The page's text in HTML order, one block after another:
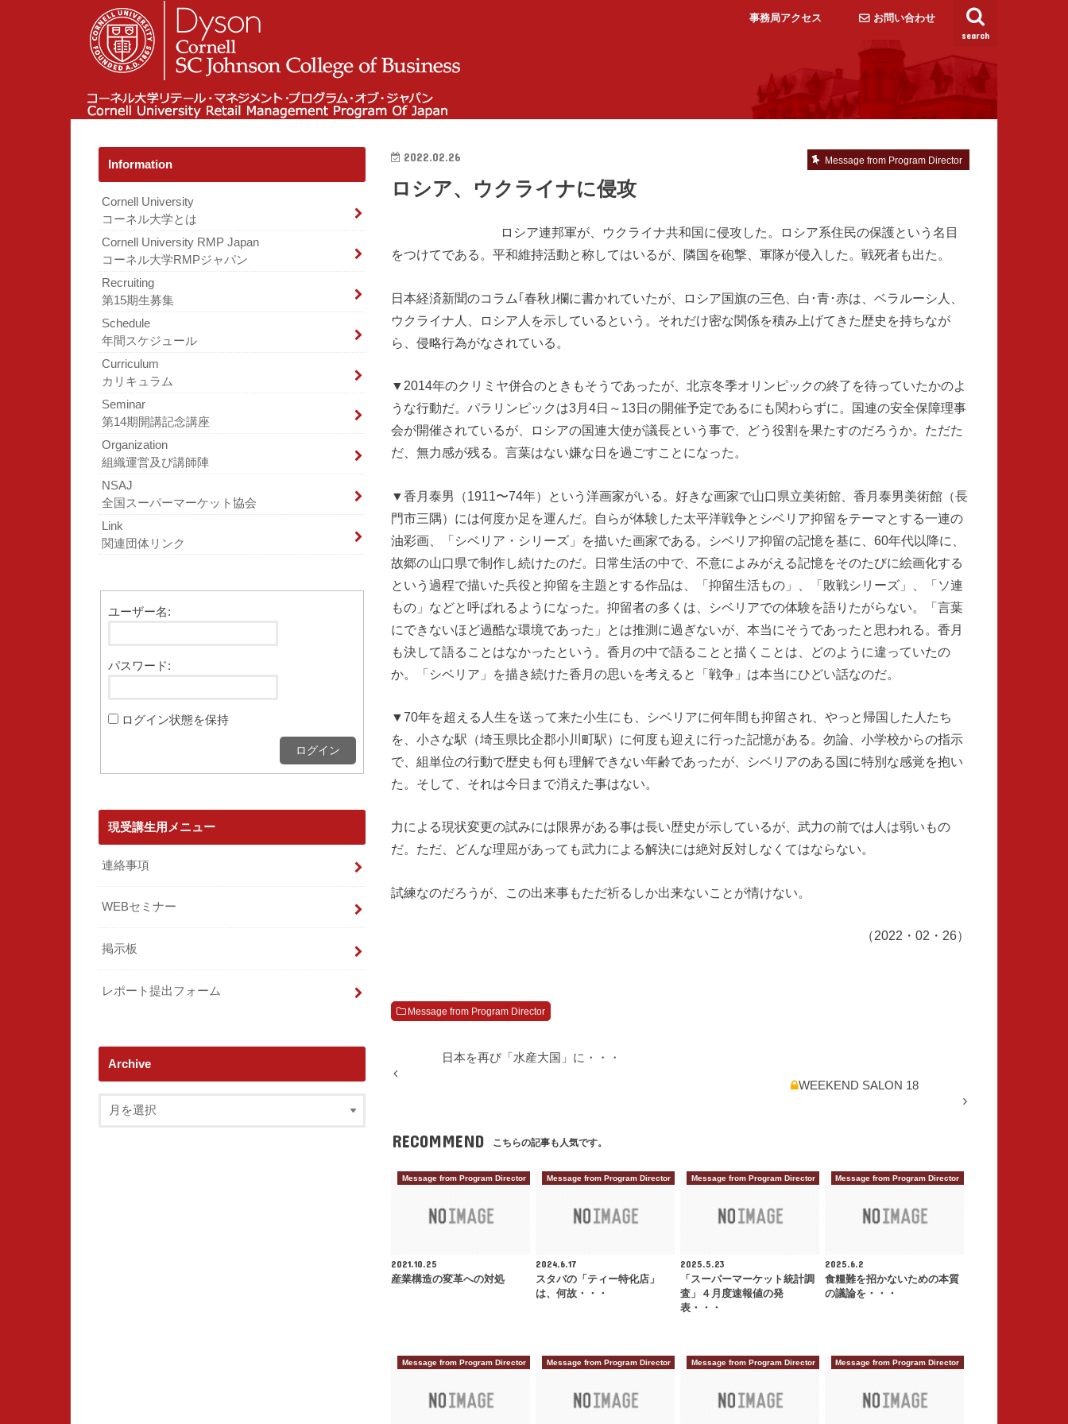
search
事務局アクセス お問い合わせ
Message from Program Director
2022.02.26
ロシア、ウクライナに侵攻
ロシア連邦軍が、ウクライナ共和国に侵攻した。ロシア系住民の保護という名目
をつけてである。平和維持活動と称してはいるが、隣国を砲撃、軍隊が侵入した。戦死者も出た。
日本経済新聞のコラム｢春秋｣欄に書かれていたが、ロシア国旗の三色、白･青･赤は、ベラルーシ人、
ウクライナ人、ロシア人を示しているという。それだけ密な関係を積み上げてきた歴史を持ちなが
ら、侵略行為がなされている。
▼2014年のクリミヤ併合のときもそうであったが、北京冬季オリンピックの終了を待っていたかのよ
うな行動だ。パラリンピックは3月4日～13日の開催予定であるにも関わらずに。国連の安全保障理事
会が開催されているが、ロシアの国連大使が議長という事で、どう役割を果たすのだろうか。ただた
だ、無力感が残る。言葉はない嫌な日を過ごすことになった。
▼香月泰男（1911〜74年）という洋画家がいる。好きな画家で山口県立美術館、香月泰男美術館（長
門市三隅）には何度か足を運んだ。自らが体験した太平洋戦争とシベリア抑留をテーマとする一連の
油彩画、「シベリア・シリーズ」を描いた画家である。シベリア抑留の記憶を基に、60年代以降に、
故郷の山口県で制作し続けたのだ。日常生活の中で、不意によみがえる記憶をそのたびに絵画化する
という過程で描いた兵役と抑留を主題とする作品は、「抑留生活もの」、「敗戦シリーズ」、「ソ連
もの」などと呼ばれるようになった。抑留者の多くは、シベリアでの体験を語りたがらない。「言葉
にできないほど過酷な環境であった」とは推測に過ぎないが、本当にそうであったと思われる。香月
も決して語ることはなかったという。香月の中で語ることと描くことは、どのように違っていたの
か。「シベリア」を描き続けた香月の思いを考えると「戦争」は本当にひどい話なのだ。
▼70年を超える人生を送って来た小生にも、シベリアに何年間も抑留され、やっと帰国した人たち
を、小さな駅（埼玉県比企郡小川町駅）に何度も迎えに行った記憶がある。勿論、小学校からの指示
で、組単位の行動で歴史も何も理解できない年齢であったが、シベリアのある国に特別な感覚を抱い
た。そして、それは今日まで消えた事はない。
力による現状変更の試みには限界がある事は長い歴史が示しているが、武力の前では人は弱いもの
だ。ただ、どんな理屈があっても武力による解決には絶対反対しなくてはならない。
試練なのだろうが、この出来事もただ祈るしか出来ないことが情けない。
（2022・02・26）
Message from Program Director
日本を再び「水産大国」に・・・
WEEKEND SALON 18
RECOMMEND こちらの記事も人気です。
Message from Program Director
2021.10.25
産業構造の変革への対処
Message from Program Director
2024.6.17
スタバの「ティー特化店」
は、何故・・・
Message from Program Director
2025.5.23
「スーパーマーケット統計調
査」４月度速報値の発
表・・・
Message from Program Director
2025.6.2
食糧難を招かないための本質
の議論を・・・
Message from Program Director Message from Program Director Message from Program Director Message from Program Director
Information
Cornell University
コーネル大学とは
Cornell University RMP Japan
コーネル大学RMPジャパン
Recruiting
第15期生募集
Schedule
年間スケジュール
Curriculum
カリキュラム
Seminar
第14期開講記念講座
Organization
組織運営及び講師陣
NSAJ
全国スーパーマーケット協会
Link
関連団体リンク
ユーザー名:
パスワード:
ログイン状態を保持
ログイン
現受講生用メニュー
連絡事項
WEBセミナー
掲示板
レポート提出フォーム
Archive